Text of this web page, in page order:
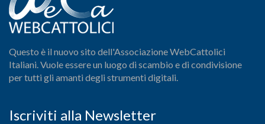
Questo è il nuovo sito dell'Associazione WebCattolici
Italiani. Vuole essere un luogo di scambio e di condivisione
per tutti gli amanti degli strumenti digitali.
Iscriviti alla Newsletter